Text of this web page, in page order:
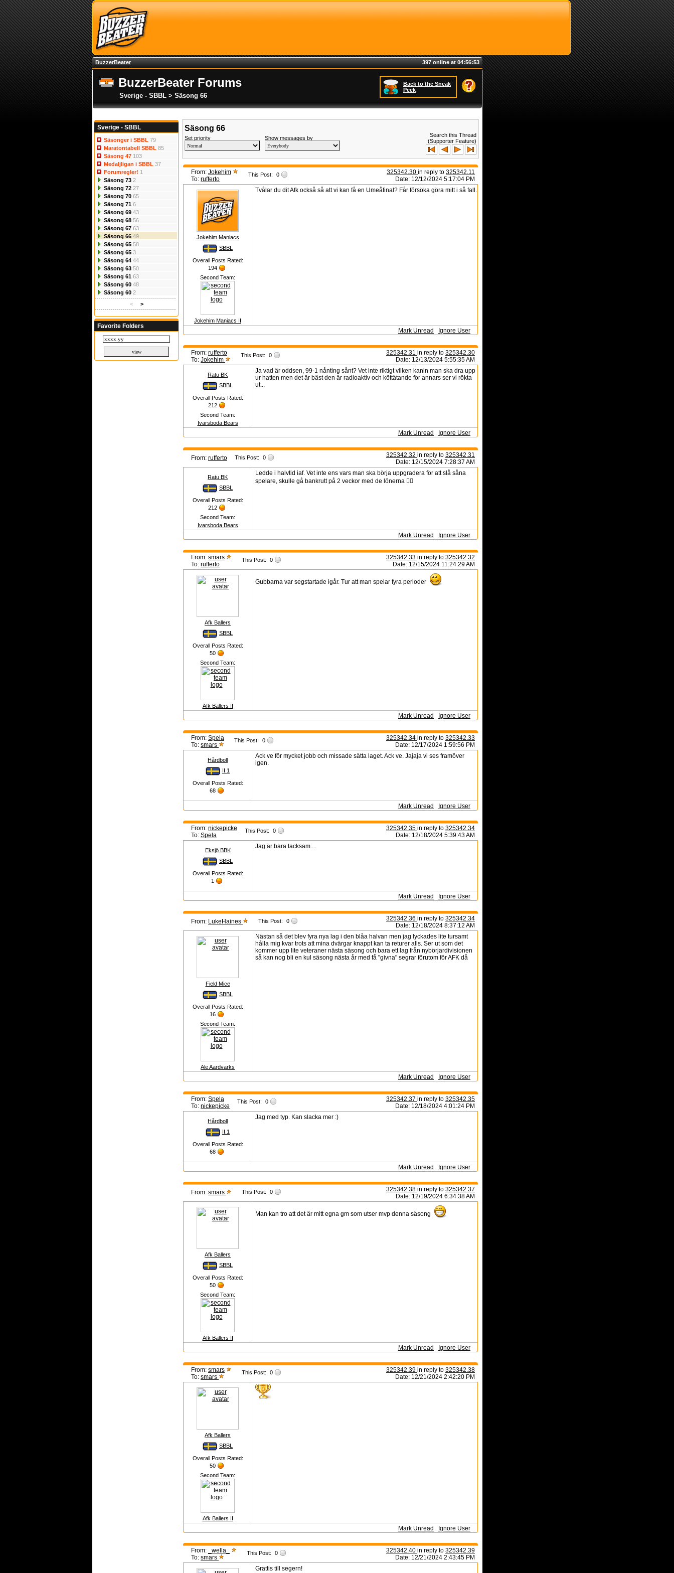
BuzzerBeater 397 online at 04:56:54
BuzzerBeater Forums
Sverige - SBBL > Säsong 66
Back to the Sneak
Peek
Sverige - SBBL
Säsonger i SBBL 79
Maratontabell SBBL 85
Säsong 47 103
Medaljligan i SBBL 37
Forumregler! 1
Säsong 73 2
Säsong 72 27
Säsong 70 65
Säsong 71 6
Säsong 69 43
Säsong 68 56
Säsong 67 63
Säsong 66 49
Säsong 65 58
Säsong 65 3
Säsong 64 44
Säsong 63 50
Säsong 61 63
Säsong 60 48
Säsong 60 2
<
>
Favorite Folders
Säsong 66
Set priority Show messages by
Search this Thread
(Supporter Feature)
From: Jokehim
To: rufferto
This Post: 0 325342.30 in reply to 325342.11
Date: 12/12/2024 5:17:04 PM
Jokehim Maniacs
SBBL
Overall Posts Rated:
194
Second Team:
Jokehim Maniacs II
Tvålar du dit Afk också så att vi kan få en Umeåfinal? Får försöka göra mitt i så fall.
Mark Unread Ignore User
From: rufferto
To: Jokehim
This Post: 0 325342.31 in reply to 325342.30
Date: 12/13/2024 5:55:35 AM
Ratu BK
SBBL
Overall Posts Rated:
212
Second Team:
Ivarsboda Bears
Ja vad är oddsen, 99-1 nånting sånt? Vet inte riktigt vilken kanin man ska dra upp
ur hatten men det är bäst den är radioaktiv och köttätande för annars ser vi rökta
ut...
Mark Unread Ignore User
From: rufferto This Post: 0 325342.32 in reply to 325342.31
Date: 12/15/2024 7:28:37 AM
Ratu BK
SBBL
Overall Posts Rated:
212
Second Team:
Ivarsboda Bears
Ledde i halvtid iaf. Vet inte ens vars man ska börja uppgradera för att slå såna
spelare, skulle gå bankrutt på 2 veckor med de lönerna 🤷‍♂️
Mark Unread Ignore User
From: smars
To: rufferto
This Post: 0 325342.33 in reply to 325342.32
Date: 12/15/2024 11:24:29 AM
Afk Ballers
SBBL
Overall Posts Rated:
50
Second Team:
Afk Ballers II
Gubbarna var segstartade igår. Tur att man spelar fyra perioder
Mark Unread Ignore User
From: Spela
To: smars
This Post: 0 325342.34 in reply to 325342.33
Date: 12/17/2024 1:59:56 PM
Hårdboll
II.1
Overall Posts Rated:
68
Ack ve för mycket jobb och missade sätta laget. Ack ve. Jajaja vi ses framöver
igen.
Mark Unread Ignore User
From: nickepicke
To: Spela
This Post: 0 325342.35 in reply to 325342.34
Date: 12/18/2024 5:39:43 AM
Eksjö BBK
SBBL
Overall Posts Rated:
1
Jag är bara tacksam....
Mark Unread Ignore User
From: LukeHaines This Post: 0 325342.36 in reply to 325342.34
Date: 12/18/2024 8:37:12 AM
Field Mice
SBBL
Overall Posts Rated:
16
Second Team:
Ale Aardvarks
Nästan så det blev fyra nya lag i den blåa halvan men jag lyckades lite tursamt
hålla mig kvar trots att mina dvärgar knappt kan ta returer alls. Ser ut som det
kommer upp lite veteraner nästa säsong och bara ett lag från nybörjardivisionen
så kan nog bli en kul säsong nästa år med få "givna" segrar förutom för AFK då
Mark Unread Ignore User
From: Spela
To: nickepicke
This Post: 0 325342.37 in reply to 325342.35
Date: 12/18/2024 4:01:24 PM
Hårdboll
II.1
Overall Posts Rated:
68
Jag med typ. Kan slacka mer :)
Mark Unread Ignore User
From: smars This Post: 0 325342.38 in reply to 325342.37
Date: 12/19/2024 6:34:38 AM
Afk Ballers
SBBL
Overall Posts Rated:
50
Second Team:
Afk Ballers II
Man kan tro att det är mitt egna gm som utser mvp denna säsong
Mark Unread Ignore User
From: smars
To: smars
This Post: 0 325342.39 in reply to 325342.38
Date: 12/21/2024 2:42:20 PM
Afk Ballers
SBBL
Overall Posts Rated:
50
Second Team:
Afk Ballers II
Mark Unread Ignore User
From:
_wella_
To: smars
This Post: 0 325342.40 in reply to 325342.39
Date: 12/21/2024 2:43:45 PM
Grattis till segern!